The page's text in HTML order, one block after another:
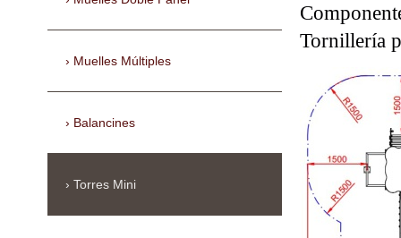
Tornillería
Muelles Múltiples
Balancines
Torres Mini